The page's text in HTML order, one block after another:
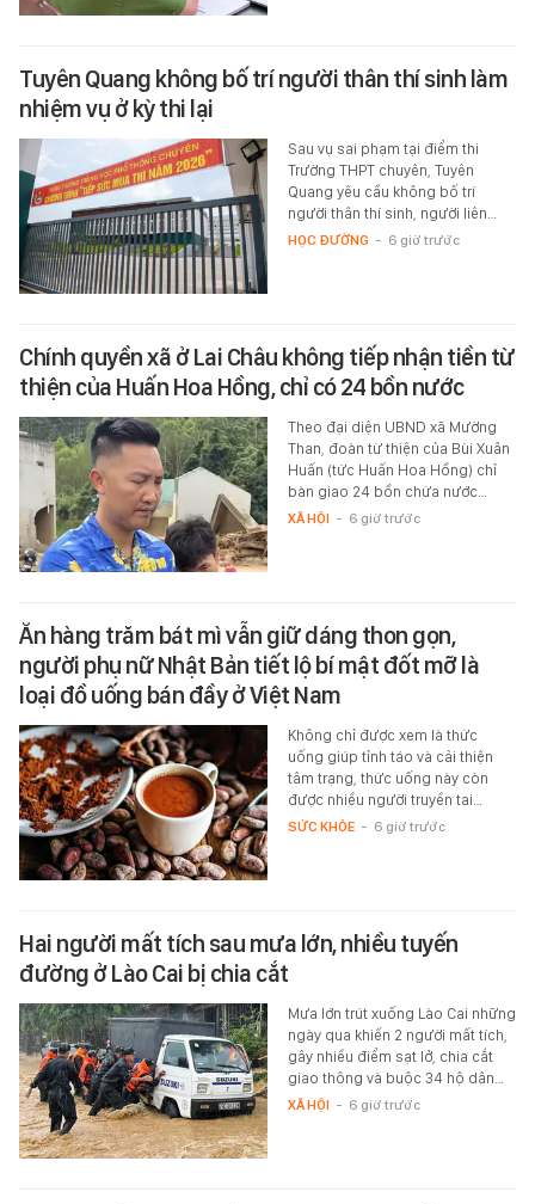
Tuyên Quang không bố trí người thân thí sinh làm
nhiệm vụ ở kỳ thi lại
Sau vụ sai phạm tại điểm thi
Trường THPT chuyên, Tuyên
Quang yêu cầu không bố trí
người thân thí sinh, người liên…
HỌC ĐƯỜNG - 6 giờ trước
Chính quyền xã ở Lai Châu không tiếp nhận tiền từ
thiện của Huấn Hoa Hồng, chỉ có 24 bồn nước
Theo đại diện UBND xã Mường
Than, đoàn từ thiện của Bùi Xuân
Huấn (tức Huấn Hoa Hồng) chỉ
bàn giao 24 bồn chứa nước…
XÃ HỘI - 6 giờ trước
Ăn hàng trăm bát mì vẫn giữ dáng thon gọn,
người phụ nữ Nhật Bản tiết lộ bí mật đốt mỡ là
loại đồ uống bán đầy ở Việt Nam
Không chỉ được xem là thức
uống giúp tỉnh táo và cải thiện
tâm trạng, thức uống này còn
được nhiều người truyền tai…
SỨC KHỎE - 6 giờ trước
Hai người mất tích sau mưa lớn, nhiều tuyến
đường ở Lào Cai bị chia cắt
Mưa lớn trút xuống Lào Cai những
ngày qua khiến 2 người mất tích,
gây nhiều điểm sạt lở, chia cắt
giao thông và buộc 34 hộ dân…
XÃ HỘI - 6 giờ trước